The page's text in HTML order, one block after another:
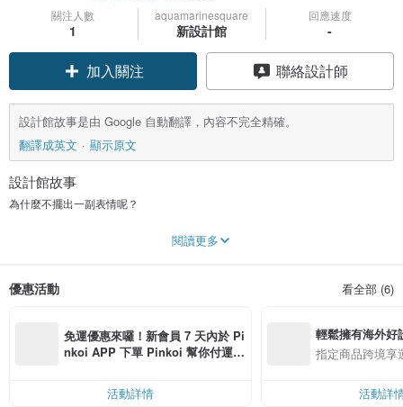
關注人數
1
aquamarinesquare
新設計館
回應速度
-
加入關注 聯絡設計師
設計館故事是由 Google 自動翻譯，內容不完全精確。
翻譯成英文
顯示原文
設計館故事
為什麼不擺出一副表情呢？
我希望主人看到這幅畫時，臉上能浮現出當時他內心的感受…
我創作這些鉤織玩偶，希望它們能引起人們當下情感的共鳴。
閱讀更多
優惠活動 看全部 (6)
免運優惠來囉！新會員 7 天內於 Pi
nkoi APP 下單 Pinkoi 幫你付運
活動詳情
輕鬆擁有海外好
指定商品跨境享
活動詳